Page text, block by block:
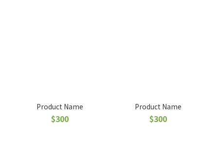
Product Name
$300
Product Name
$300